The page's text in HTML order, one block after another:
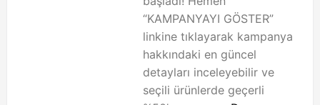
“KAMPANYAYI GÖSTER”
linkine tıklayarak kampanya
hakkındaki en güncel
detayları inceleyebilir ve
seçili ürünlerde geçerli